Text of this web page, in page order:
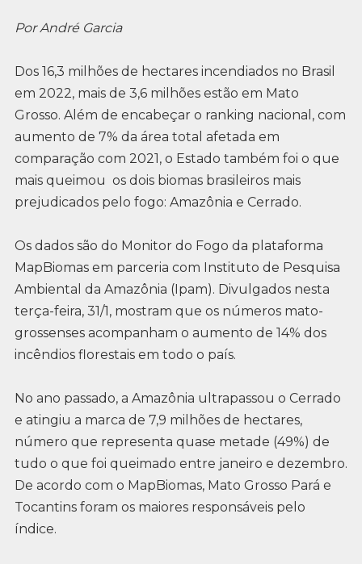
Por André Garcia
Dos 16,3 milhões de hectares incendiados no Brasil
em 2022, mais de 3,6 milhões estão em Mato
Grosso. Além de encabeçar o ranking nacional, com
aumento de 7% da área total afetada em
comparação com 2021, o Estado também foi o que
mais queimou os dois biomas brasileiros mais
prejudicados pelo fogo: Amazônia e Cerrado.
Os dados são do Monitor do Fogo da plataforma
MapBiomas em parceria com Instituto de Pesquisa
Ambiental da Amazônia (Ipam). Divulgados nesta
terça-feira, 31/1, mostram que os números mato-
grossenses acompanham o aumento de 14% dos
incêndios florestais em todo o país.
No ano passado, a Amazônia ultrapassou o Cerrado
e atingiu a marca de 7,9 milhões de hectares,
número que representa quase metade (49%) de
tudo o que foi queimado entre janeiro e dezembro.
De acordo com o MapBiomas, Mato Grosso Pará e
Tocantins foram os maiores responsáveis pelo
índice.